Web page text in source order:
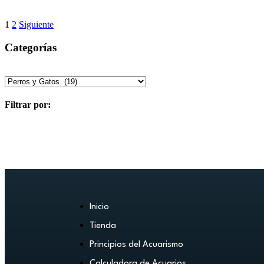
1 2 Siguiente
Categorías
Filtrar por:
Inicio
Tienda
Principios del Acuarismo